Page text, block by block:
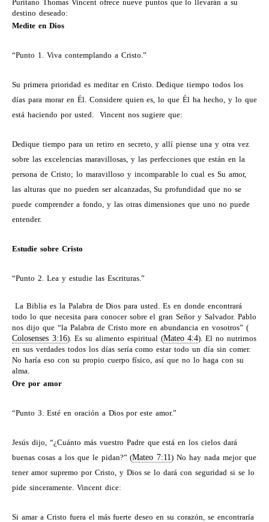
Puritano Thomas Vincent ofrece nueve puntos que lo llevarán a su
destino deseado:
Medite en Dios
“Punto 1. Viva contemplando a Cristo.”
Su primera prioridad es meditar en Cristo. Dedique tiempo todos los
días para morar en Él. Considere quien es, lo que Él ha hecho, y lo que
está haciendo por usted.
Vincent nos sugiere que:
Dedique tiempo para un retiro en secreto, y allí piense una y otra vez
sobre las excelencias maravillosas, y las perfecciones que están en la
persona de Cristo; lo maravilloso y incomparable lo cual es Su amor,
las alturas que no pueden ser alcanzadas, Su profundidad que no se
puede comprender a fondo, y las otras dimensiones que uno no puede
entender.
Estudie sobre Cristo
“Punto 2. Lea y estudie las Escrituras.”
La Biblia es la Palabra de Dios para usted. Es en donde encontrará
todo lo que necesita para conocer sobre el gran Señor y Salvador. Pablo
nos dijo que “la Palabra de Cristo more en abundancia en vosotros” (
Colosenses 3:16). Es su alimento espiritual (Mateo 4:4). El no nutrirnos
en sus verdades todos los días sería como estar todo un día sin comer.
No haría eso con su propio cuerpo físico, así que no lo haga con su
alma.
Ore por amor
“Punto 3. Esté en oración a Dios por este amor.”
Jesús dijo, “¿Cuánto más vuestro Padre que está en los cielos dará
buenas cosas a los que le pidan?” (Mateo 7:11) No hay nada mejor que
tener amor supremo por Cristo, y Dios se lo dará con seguridad si se lo
pide sinceramente. Vincent dice:
Si amar a Cristo fuera el más fuerte deseo en su corazón, se encontraría